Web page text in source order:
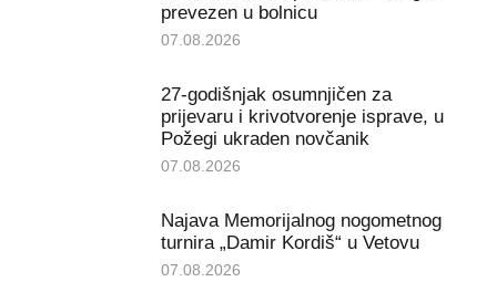
prevezen u bolnicu
07.08.2026
27-godišnjak osumnjičen za
prijevaru i krivotvorenje isprave, u
Požegi ukraden novčanik
07.08.2026
Najava Memorijalnog nogometnog
turnira „Damir Kordiš“ u Vetovu
07.08.2026